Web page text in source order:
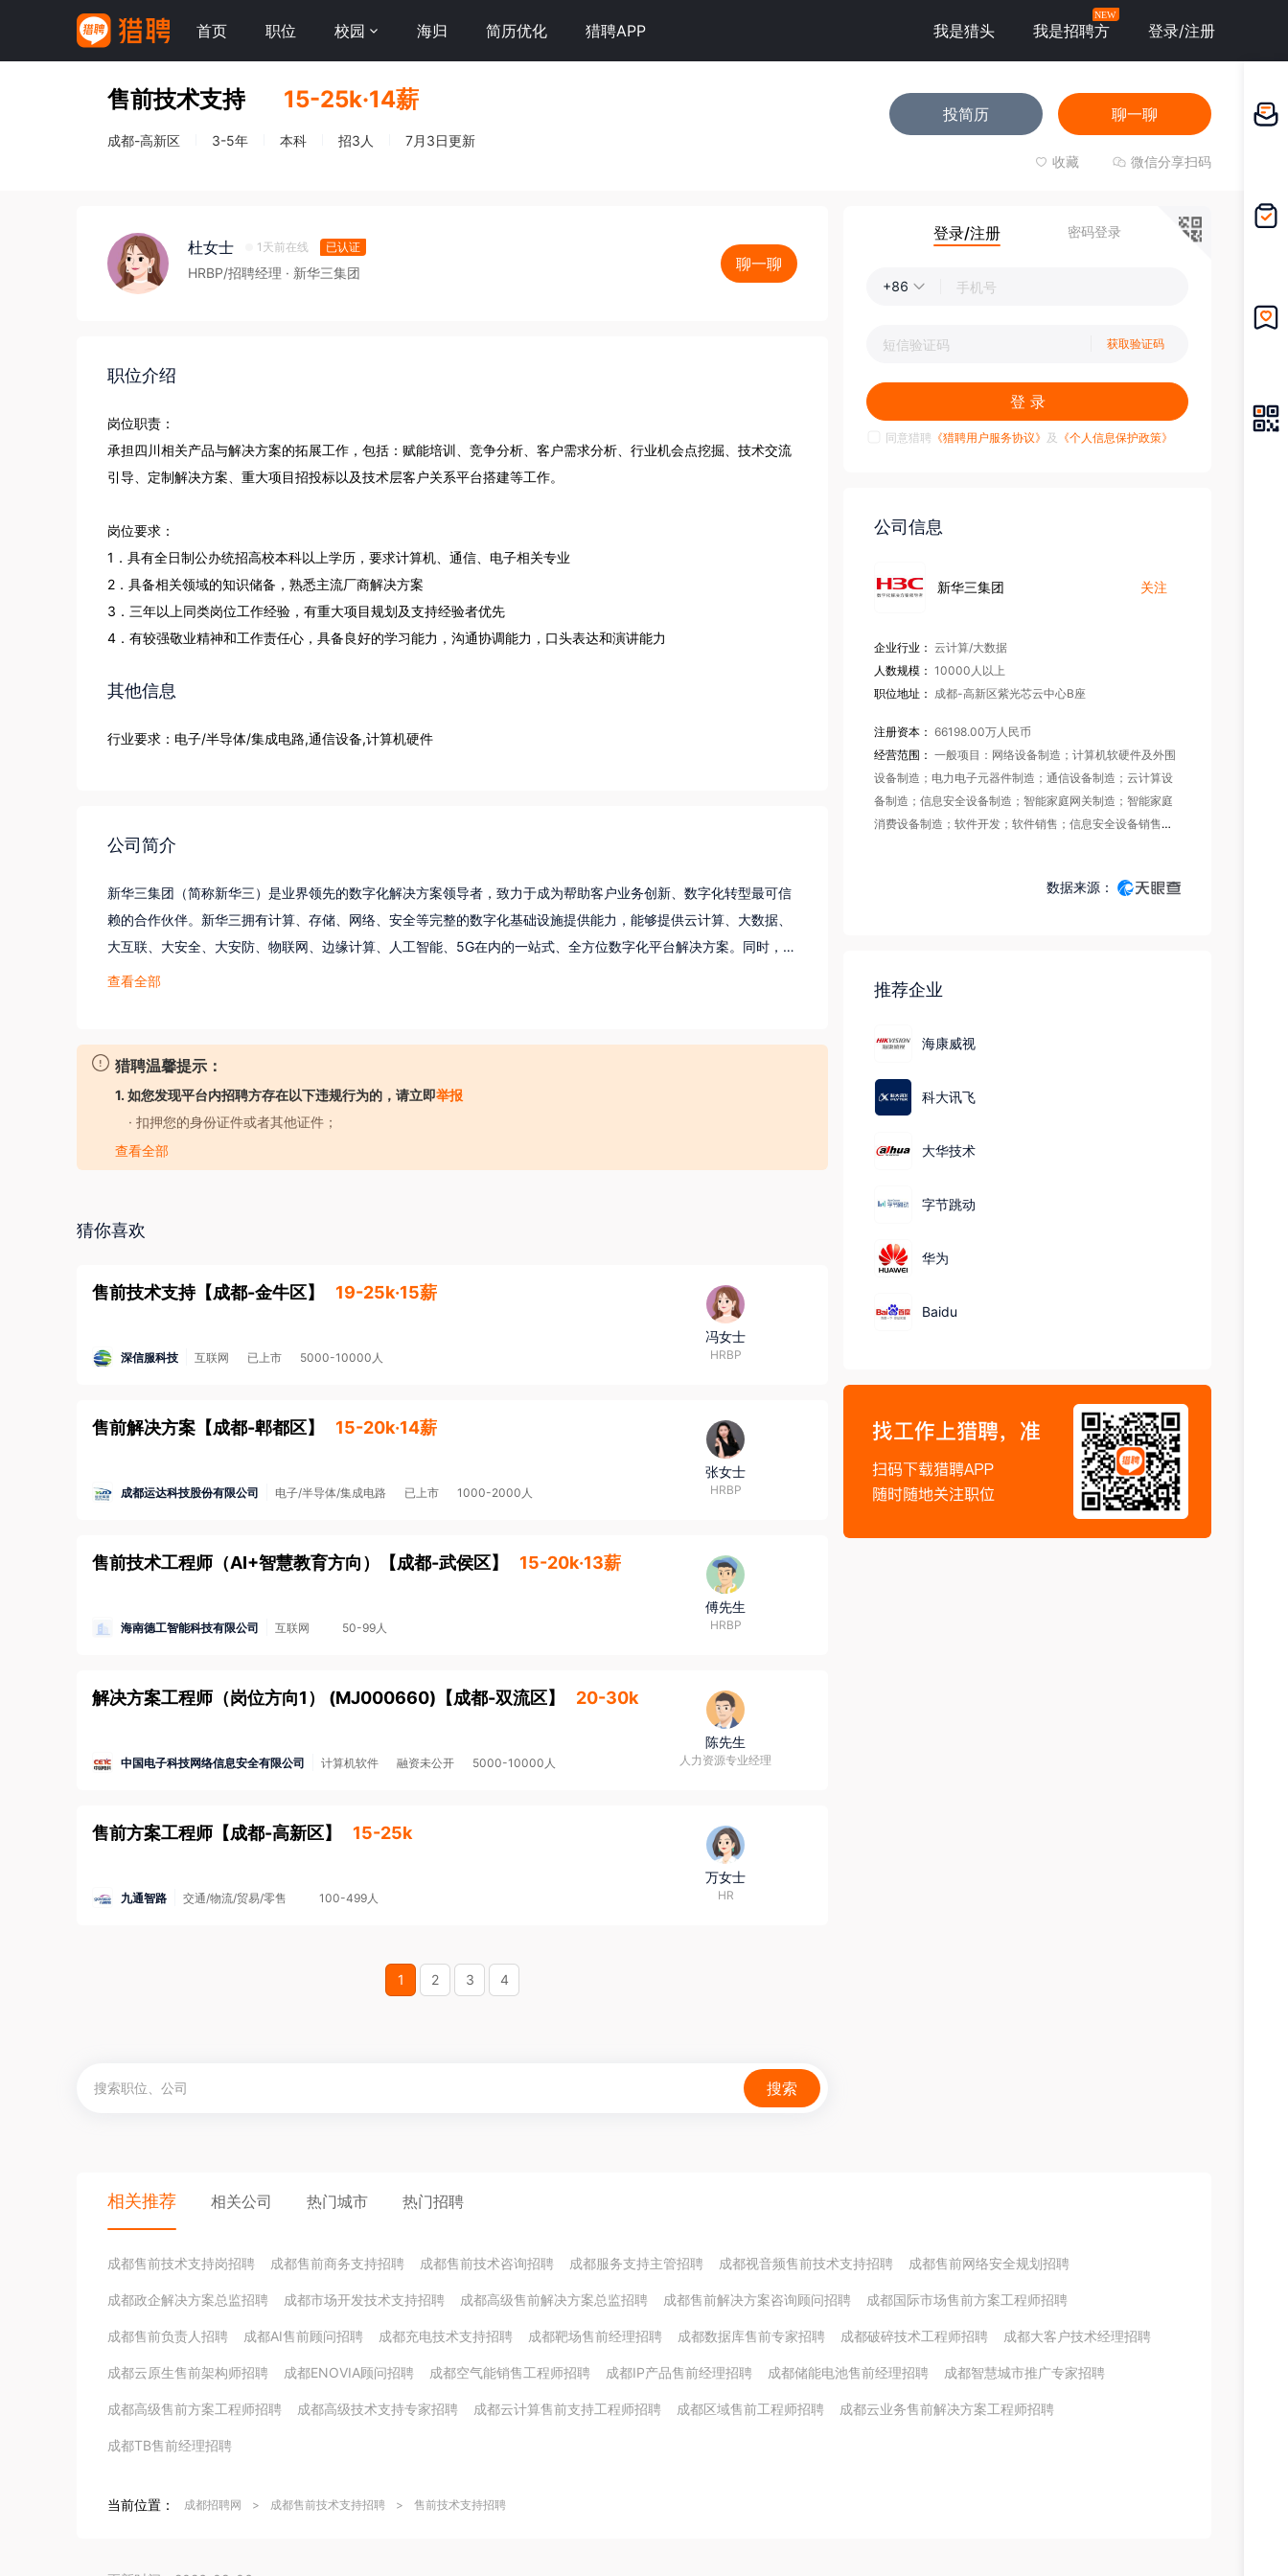
首页 职位 校园 海归 简历优化 猎聘APP 我是猎头 我是招聘方
NEW
登录/注册
售前技术支持 15-25k·14薪
成都-高新区 3-5年 本科 招3人 7月3日更新
投简历 聊一聊
收藏 微信分享扫码
杜女士 1天前在线 已认证
HRBP/招聘经理 · 新华三集团 聊一聊
职位介绍
岗位职责：
承担四川相关产品与解决方案的拓展工作，包括：赋能培训、竞争分析、客户需求分析、行业机会点挖掘、技术交流
引导、定制解决方案、重大项目招投标以及技术层客户关系平台搭建等工作。
岗位要求：
1．具有全日制公办统招高校本科以上学历，要求计算机、通信、电子相关专业
2．具备相关领域的知识储备，熟悉主流厂商解决方案
3．三年以上同类岗位工作经验，有重大项目规划及支持经验者优先
4．有较强敬业精神和工作责任心，具备良好的学习能力，沟通协调能力，口头表达和演讲能力
其他信息
行业要求：电子/半导体/集成电路,通信设备,计算机硬件
公司简介
新华三集团（简称新华三）是业界领先的数字化解决方案领导者，致力于成为帮助客户业务创新、数字化转型最可信
赖的合作伙伴。新华三拥有计算、存储、网络、安全等完整的数字化基础设施提供能力，能够提供云计算、大数据、
大互联、大安全、大安防、物联网、边缘计算、人工智能、5G在内的一站式、全方位数字化平台解决方案。同时，新
华三也是HPE品牌的服务器、存储和技术服务的中国独家提供商。
植根中国，新华三始终以客户需求为导向，深耕行业三十余年，提供场景化客户化解决方案，支持运营商、政府、金
融、电力、能源、医疗、教育、交通、互联网、制造业等各行各业数字化转型实践。服务全球，产品广泛应用于近百
个国家和地区，尤其是欧洲和北美市场，客户包括沃达丰、西班牙电信、瑞士电信、可口可乐、梦工厂、法国国铁、
“融绘数字未来，共享美好生活”，这是新时代信息技术发展的远景，也是新华三作为数字化解决方案领导者屹立于数
造人人悦享的美好生活。
查看全部
猎聘温馨提示：
1. 如您发现平台内招聘方存在以下违规行为的，请立即举报
· 扣押您的身份证件或者其他证件；
· 要求您提供担保人、担保金或者以其他名义向您收取财物（ 如培训费、体检费、资料费、置装费、押金等）；
· 强迫您入股或者向您集资；
· 发布虚假招聘广告信息；
2. 如您应聘的岗位属于涉外劳务合作/海外岗位的，请务必核实招聘方对外劳务合作资质取得情况，同时注意自身资
查看全部
猜你喜欢
售前技术支持 【成都-金牛区】 19-25k·15薪
深信服科技 互联网 已上市 5000-10000人
冯女士
HRBP
售前解决方案 【成都-郫都区】 15-20k·14薪
成都运达科技股份有限公司 电子/半导体/集成电路 已上市 1000-2000人
张女士
HRBP
售前技术工程师（AI+智慧教育方向） 【成都-武侯区】 15-20k·13薪
海南德工智能科技有限公司 互联网 50-99人
傅先生
HRBP
解决方案工程师（岗位方向1） (MJ000660) 【成都-双流区】 20-30k
中国电子科技网络信息安全有限公司 计算机软件 融资未公开 5000-10000人
陈先生
人力资源专业经理
售前方案工程师 【成都-高新区】 15-25k
九通智路 交通/物流/贸易/零售 100-499人
万女士
HR
1 2 3 4
搜索
登录/注册 密码登录
+86
获取验证码
登 录
同意猎聘 《猎聘用户服务协议》 及 《个人信息保护政策》
公司信息
新华三集团 关注
企业行业： 云计算/大数据
人数规模： 10000人以上
职位地址： 成都-高新区紫光芯云中心B座
注册资本： 66198.00万人民币
经营范围： 一般项目：网络设备制造；计算机软硬件及外围
设备制造；电力电子元器件制造；通信设备制造；云计算设
备制造；信息安全设备制造；智能家庭网关制造；智能家庭
消费设备制造；软件开发；软件销售；信息安全设备销售；
元器件批发；电子元器件零售；通信设备销售；智能家庭消
据服务；数据处理服务；大数据服务；信息技术咨询服务；
让、技术推广；计算机及通讯设备租赁；机械设备租赁；租
赁服务（不含许可类租赁服务）；采购代理服务；业务培训
（不含教育培训、职业技能培训等需取得许可的培训）；技
须经批准的项目外，凭营业执照依法自主开展经营活动)。(分
数据来源：
推荐企业
海康威视
科大讯飞
大华技术
字节跳动
华为
Baidu
相关推荐 相关公司 热门城市 热门招聘
成都售前技术支持岗招聘 成都售前商务支持招聘 成都售前技术咨询招聘 成都服务支持主管招聘 成都视音频售前技术支持招聘 成都售前网络安全规划招聘
成都政企解决方案总监招聘 成都市场开发技术支持招聘 成都高级售前解决方案总监招聘 成都售前解决方案咨询顾问招聘 成都国际市场售前方案工程师招聘
成都售前负责人招聘 成都AI售前顾问招聘 成都充电技术支持招聘 成都靶场售前经理招聘 成都数据库售前专家招聘 成都破碎技术工程师招聘 成都大客户技术经理招聘
成都云原生售前架构师招聘 成都ENOVIA顾问招聘 成都空气能销售工程师招聘 成都IP产品售前经理招聘 成都储能电池售前经理招聘 成都智慧城市推广专家招聘
成都高级售前方案工程师招聘 成都高级技术支持专家招聘 成都云计算售前支持工程师招聘 成都区域售前工程师招聘 成都云业务售前解决方案工程师招聘
成都TB售前经理招聘
当前位置： 成都招聘网 > 成都售前技术支持招聘 > 售前技术支持招聘